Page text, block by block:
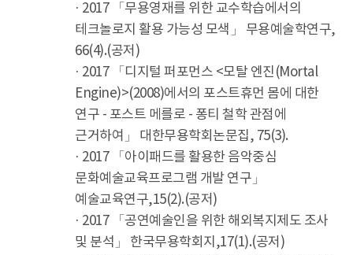
· 2017 「무용영재를 위한 교수학습에서의
테크놀로지 활용 가능성 모색」 무용예술학연구,
66(4).(공저)
· 2017 「디지털 퍼포먼스 <모탈 엔진(Mortal
Engine)>(2008)에서의 포스트휴먼 몸에 대한
연구 - 포스트 메를로 - 퐁티 철학 관점에
근거하여」 대한무용학회논문집, 75(3).
· 2017 「아이패드를 활용한 음악중심
문화예술교육프로그램 개발 연구」
예술교육연구,15(2).(공저)
· 2017 「공연예술인을 위한 해외복지제도 조사
및 분석」 한국무용학회지,17(1).(공저)